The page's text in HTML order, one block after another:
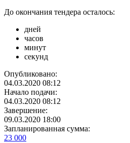
До окончания тендера осталось:
дней
часов
минут
секунд
Опубликовано:
04.03.2020 08:12
Начало подачи:
04.03.2020 08:12
Завершение:
09.03.2020 18:00
Запланированная сумма:
23 000